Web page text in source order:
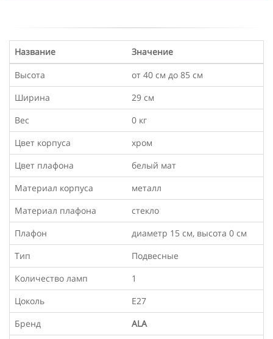
Название
Значение
Высота
от 40 см до 85 см
Ширина
29 см
Вес
0 кг
Цвет корпуса
хром
Цвет плафона
белый мат
Материал корпуса
металл
Материал плафона
стекло
Плафон
диаметр 15 см, высота 0 см
Тип
Подвесные
Количество ламп
1
Цоколь
Е27
Бренд
ALA